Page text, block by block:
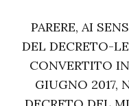
PARERE, AI
DEL DECRETO-
CONVERTITO
GIUGNO 2017,